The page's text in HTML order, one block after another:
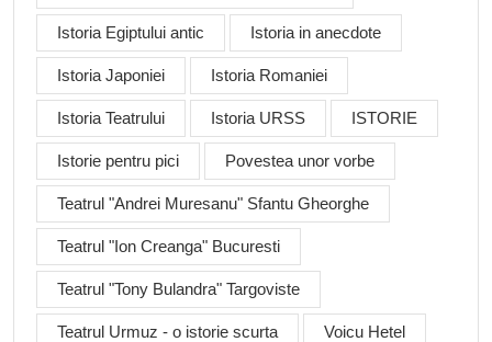
Istoria Egiptului antic Istoria in anecdote
Istoria Japoniei Istoria Romaniei
Istoria Teatrului Istoria URSS ISTORIE
Istorie pentru pici Povestea unor vorbe
Teatrul "Andrei Muresanu" Sfantu Gheorghe
Teatrul "Ion Creanga" Bucuresti
Teatrul "Tony Bulandra" Targoviste
Teatrul Urmuz - o istorie scurta Voicu Hetel